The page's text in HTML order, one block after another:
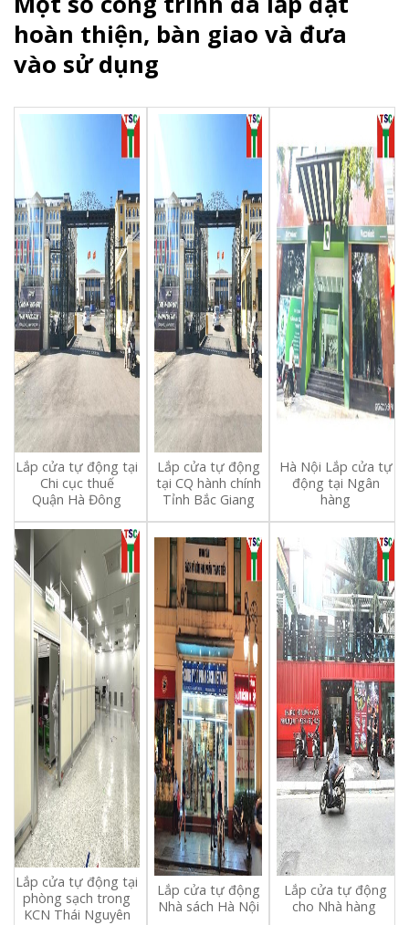
hoàn thiện, bàn giao và đưa
vào sử dụng
Lắp cửa tự động tại
Chi cục thuế
Quận Hà Đông
Lắp cửa tự động
tại CQ hành chính
Tỉnh Bắc Giang
Hà Nội Lắp cửa tự
động tại Ngân
hàng
Lắp cửa tự động tại
phòng sạch trong
KCN Thái Nguyên
Lắp cửa tự động
Nhà sách Hà Nội
Lắp cửa tự động
cho Nhà hàng